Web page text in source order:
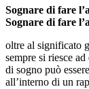
Sognare di fare
Sognare di fare
oltre al significato
sempre si riesce
di sogno può
all’interno di un